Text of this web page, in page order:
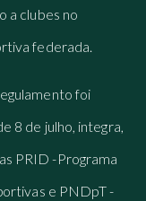
a clubes no
federada.
foi
8 de julho, integra,
PRID -Programa
e PNDpT -